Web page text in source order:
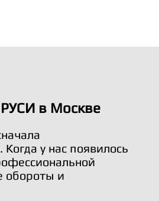
в Москве
у нас появилось
обороты и